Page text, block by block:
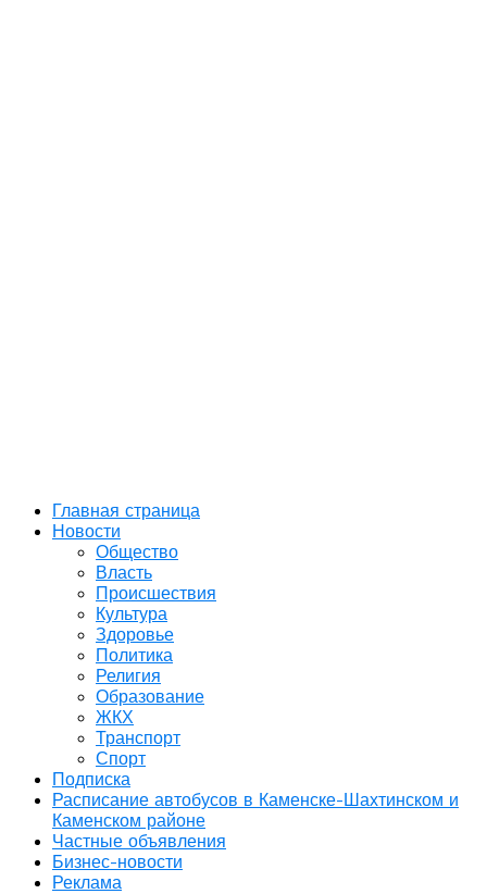
Главная страница
Новости
Общество
Власть
Происшествия
Культура
Здоровье
Политика
Религия
Образование
ЖКХ
Транспорт
Спорт
Подписка
Расписание автобусов в Каменске-Шахтинском и
Каменском районе
Частные объявления
Бизнес-новости
Реклама